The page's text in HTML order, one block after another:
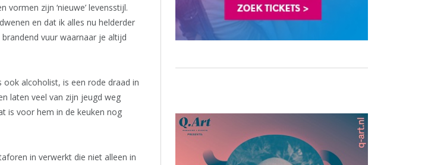
zijn ‘nieuwe’ levensstijl.
en dat ik alles nu helderder
vuur waarnaar je altijd
alcoholist, is een rode draad in
laten veel van zijn jeugd weg
is voor hem in de keuken nog
in verwerkt die niet alleen in